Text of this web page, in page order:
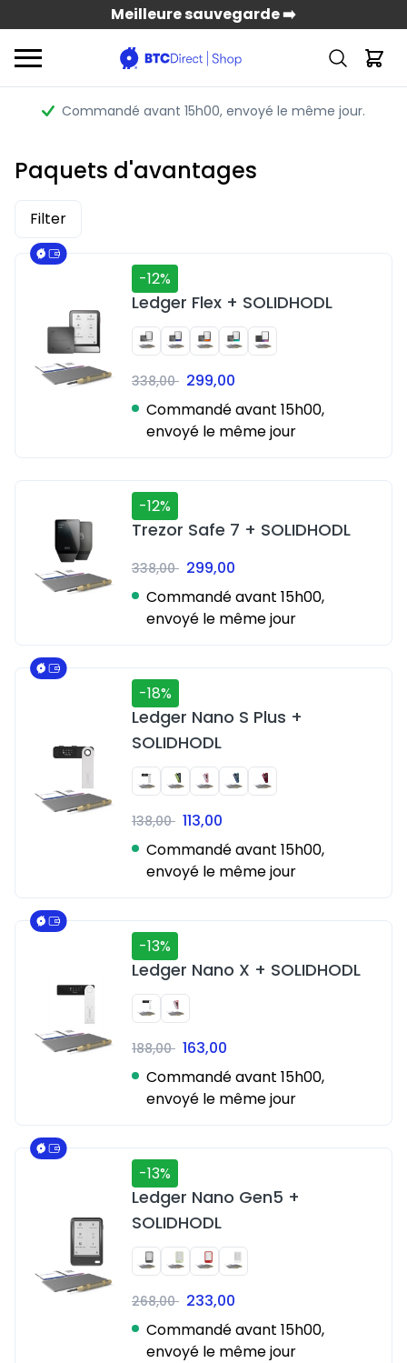
Meilleure sauvegarde ➡️
Commandé avant 15h00, envoyé le même jour.
Paquets d'avantages
Filter
-12%
Ledger Flex + SOLIDHODL
338,00 299,00
Commandé avant 15h00,
envoyé le même jour
-12%
Trezor Safe 7 + SOLIDHODL
338,00 299,00
Commandé avant 15h00,
envoyé le même jour
-18%
Ledger Nano S Plus +
SOLIDHODL
138,00 113,00
Commandé avant 15h00,
envoyé le même jour
-13%
Ledger Nano X + SOLIDHODL
188,00 163,00
Commandé avant 15h00,
envoyé le même jour
-13%
Ledger Nano Gen5 +
SOLIDHODL
268,00 233,00
Commandé avant 15h00,
envoyé le même jour